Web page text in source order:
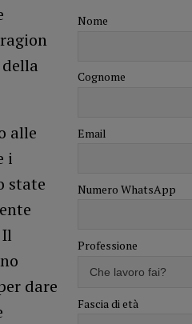
alle
i
state
dare
Nome
Cognome
Email
Numero WhatsApp
Professione
Fascia di età